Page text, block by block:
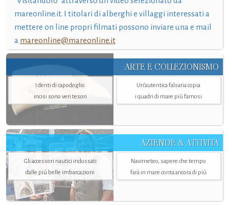
mareonline.it. I titolari di alberghi e villaggi interessati a
mettere on line propri filmati possono inviare una e mail
a mareonline@mareonline.it
ARTE E COLLEZIONISMO
I denti di capodoglio
incisi sono veri tesori
Un’autentica falsaria copia
i quadri di mare più famosi
AZIENDE & ATTIVITÀ
Gli accessori nautici indossati
dalle più belle imbarcazioni
Navimeteo, sapere che tempo
farà in mare conta ancora di più